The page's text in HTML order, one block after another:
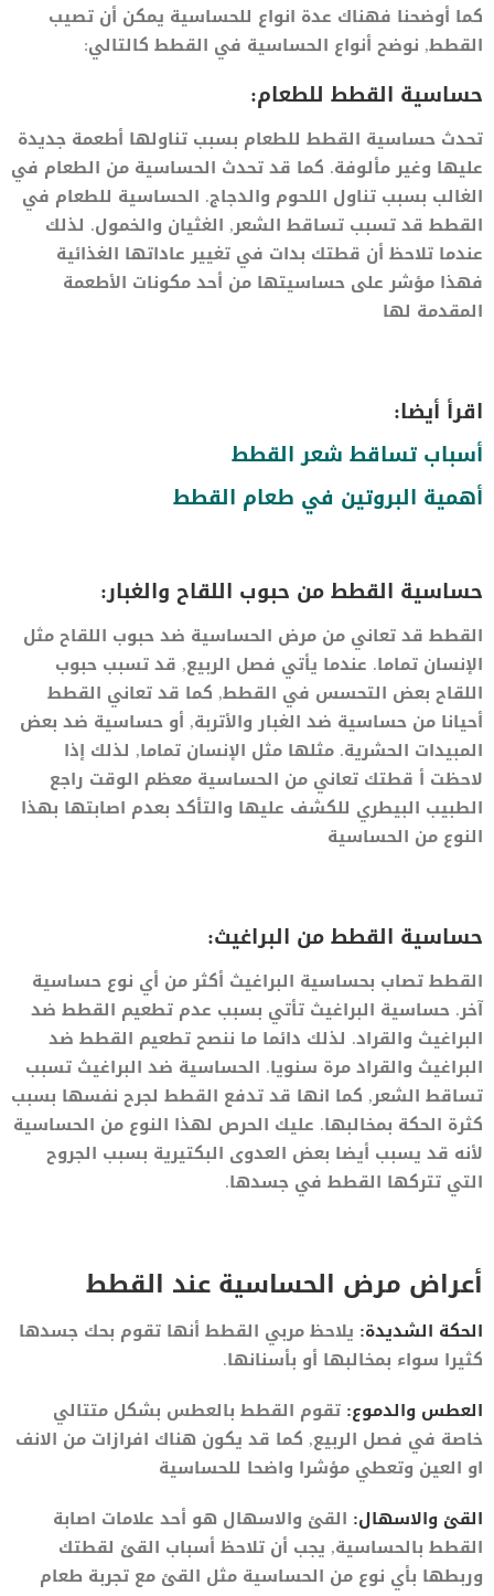
كما أوضحنا فهناك عدة انواع للحساسية يمكن أن تصيب
القطط, نوضح أنواع الحساسية في القطط كالتالي:
حساسية القطط للطعام:
تحدث حساسية القطط للطعام بسبب تناولها أطعمة جديدة
عليها وغير مألوفة. كما قد تحدث الحساسية من الطعام في
الغالب بسبب تناول اللحوم والدجاج. الحساسية للطعام في
القطط قد تسبب تساقط الشعر, الغثيان والخمول. لذلك
عندما تلاحظ أن قطتك بدات في تغيير عاداتها الغذائية
فهذا مؤشر على حساسيتها من أحد مكونات الأطعمة
المقدمة لها
اقرأ أيضا:
أسباب تساقط شعر القطط
أهمية البروتين في طعام القطط
حساسية القطط من حبوب اللقاح والغبار:
القطط قد تعاني من مرض الحساسية ضد حبوب اللقاح مثل
الإنسان تماما. عندما يأتي فصل الربيع, قد تسبب حبوب
اللقاح بعض التحسس في القطط, كما قد تعاني القطط
أحيانا من حساسية ضد الغبار والأتربة, أو حساسية ضد بعض
المبيدات الحشرية. مثلها مثل الإنسان تماما, لذلك إذا
لاحظت أ قطتك تعاني من الحساسية معظم الوقت راجع
الطبيب البيطري للكشف عليها والتأكد بعدم اصابتها بهذا
النوع من الحساسية
حساسية القطط من البراغيث:
القطط تصاب بحساسية البراغيث أكثر من أي نوع حساسية
آخر. حساسية البراغيث تأتي بسبب عدم تطعيم القطط ضد
البراغيث والقراد. لذلك دائما ما ننصح تطعيم القطط ضد
البراغيث والقراد مرة سنويا. الحساسية ضد البراغيث تسبب
تساقط الشعر, كما انها قد تدفع القطط لجرح نفسها بسبب
كثرة الحكة بمخالبها. عليك الحرص لهذا النوع من الحساسية
لأنه قد يسبب أيضا بعض العدوى البكتيرية بسبب الجروح
التي تتركها القطط في جسدها.
أعراض مرض الحساسية عند القطط
الحكة الشديدة: يلاحظ مربي القطط أنها تقوم بحك جسدها
كثيرا سواء بمخالبها أو بأسنانها.
العطس والدموع: تقوم القطط بالعطس بشكل متتالي
خاصة في فصل الربيع, كما قد يكون هناك افرازات من الانف
او العين وتعطي مؤشرا واضحا للحساسية
القئ والاسهال: القئ والاسهال هو أحد علامات اصابة
القطط بالحساسية, يجب أن تلاحظ أسباب القئ لقطتك
وربطها بأي نوع من الحساسية مثل القئ مع تجربة طعام